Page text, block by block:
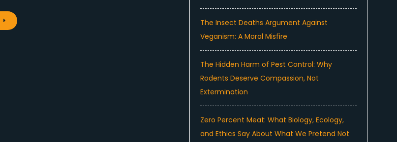
The Insect Deaths Argument Against
Veganism: A Moral Misfire
The Hidden Harm of Pest Control: Why
Rodents Deserve Compassion, Not
Extermination
Zero Percent Meat: What Biology, Ecology,
and Ethics Say About What We Pretend Not